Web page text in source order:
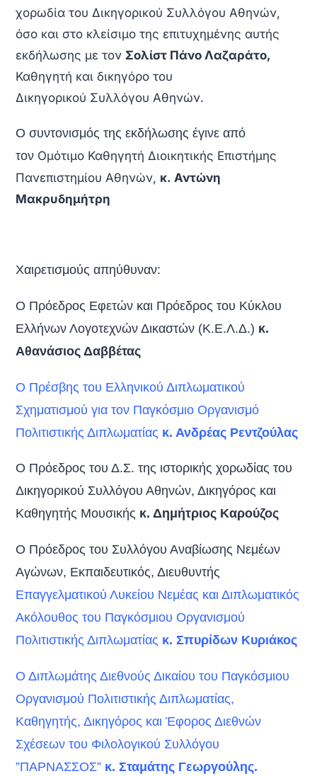
χορωδία του Δικηγορικού Συλλόγου Αθηνών,
όσο και στο κλείσιμο της επιτυχημένης αυτής
εκδήλωσης με τον Σολίστ Πάνο Λαζαράτο,
Καθηγητή και δικηγόρο του
Δικηγορικού Συλλόγου Αθηνών.
Ο συντονισμός της εκδήλωσης έγινε από
τον Ομότιμο Καθηγητή Διοικητικής Επιστήμης
Πανεπιστημίου Αθηνών, κ. Αντώνη
Μακρυδημήτρη
Χαιρετισμούς απηύθυναν:
Ο Πρόεδρος Εφετών και Πρόεδρος του Κύκλου
Ελλήνων Λογοτεχνών Δικαστών (Κ.Ε.Λ.Δ.) κ.
Αθανάσιος Δαββέτας
Ο Πρέσβης του Ελληνικού Διπλωματικού
Σχηματισμού για τον Παγκόσμιο Οργανισμό
Πολιτιστικής Διπλωματίας κ. Ανδρέας Ρεντζούλας
Ο Πρόεδρος του Δ.Σ. της ιστορικής χορωδίας του
Δικηγορικού Συλλόγου Αθηνών, Δικηγόρος και
Καθηγητής Μουσικής κ. Δημήτριος Καρούζος
Ο Πρόεδρος του Συλλόγου Αναβίωσης Νεμέων
Αγώνων, Εκπαιδευτικός, Διευθυντής
Επαγγελματικού Λυκείου Νεμέας και Διπλωματικός
Ακόλουθος του Παγκόσμιου Οργανισμού
Πολιτιστικής Διπλωματίας κ. Σπυρίδων Κυριάκος
Ο Διπλωμάτης Διεθνούς Δικαίου του Παγκόσμιου
Οργανισμού Πολιτιστικής Διπλωματίας,
Καθηγητής, Δικηγόρος και Έφορος Διεθνών
Σχέσεων του Φιλολογικού Συλλόγου
”ΠΑΡΝΑΣΣΟΣ” κ. Σταμάτης Γεωργούλης.